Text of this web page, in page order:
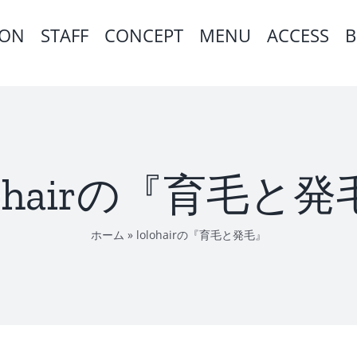
STAFF CONCEPT MENU ACCESS
の『育毛と発
ホーム » lolohairの『育毛と発毛』